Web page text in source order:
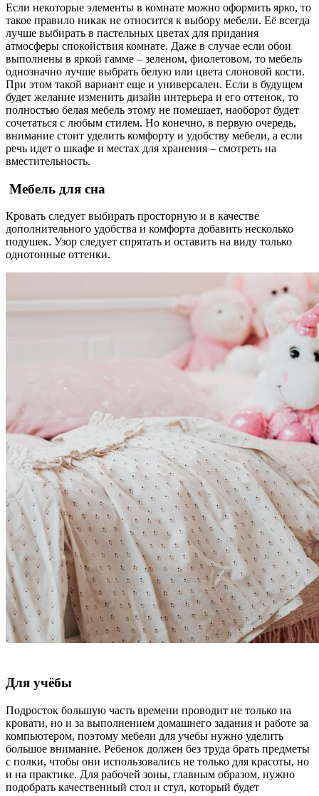
Если некоторые элементы в комнате можно оформить ярко, то
такое правило никак не относится к выбору мебели. Её всегда
лучше выбирать в пастельных цветах для придания
атмосферы спокойствия комнате. Даже в случае если обои
выполнены в яркой гамме – зеленом, фиолетовом, то мебель
однозначно лучше выбрать белую или цвета слоновой кости.
При этом такой вариант еще и универсален. Если в будущем
будет желание изменить дизайн интерьера и его оттенок, то
полностью белая мебель этому не помешает, наоборот будет
сочетаться с любым стилем. Но конечно, в первую очередь,
внимание стоит уделить комфорту и удобству мебели, а если
речь идет о шкафе и местах для хранения – смотреть на
вместительность.
Мебель для сна
Кровать следует выбирать просторную и в качестве
дополнительного удобства и комфорта добавить несколько
подушек. Узор следует спрятать и оставить на виду только
однотонные оттенки.
Для учёбы
Подросток большую часть времени проводит не только на
кровати, но и за выполнением домашнего задания и работе за
компьютером, поэтому мебели для учебы нужно уделить
большое внимание. Ребенок должен без труда брать предметы
с полки, чтобы они использовались не только для красоты, но
и на практике. Для рабочей зоны, главным образом, нужно
подобрать качественный стол и стул, который будет